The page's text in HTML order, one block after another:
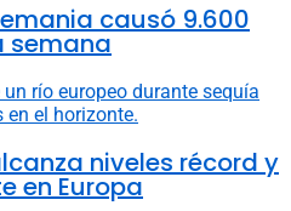
causó 9.600
semana
niveles récord y
en Europa